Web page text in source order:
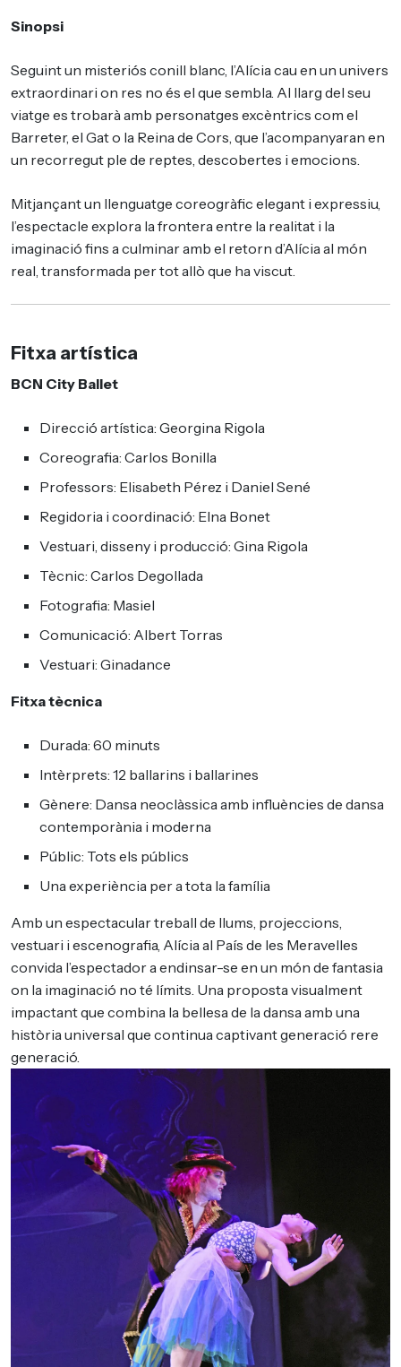
Sinopsi
Seguint un misteriós conill blanc, l’Alícia cau en un univers
extraordinari on res no és el que sembla. Al llarg del seu
viatge es trobarà amb personatges excèntrics com el
Barreter, el Gat o la Reina de Cors, que l’acompanyaran en
un recorregut ple de reptes, descobertes i emocions.
Mitjançant un llenguatge coreogràfic elegant i expressiu,
l’espectacle explora la frontera entre la realitat i la
imaginació fins a culminar amb el retorn d’Alícia al món
real, transformada per tot allò que ha viscut.
Fitxa artística
BCN City Ballet
Direcció artística: Georgina Rigola
Coreografia: Carlos Bonilla
Professors: Elisabeth Pérez i Daniel Sené
Regidoria i coordinació: Elna Bonet
Vestuari, disseny i producció: Gina Rigola
Tècnic: Carlos Degollada
Fotografia: Masiel
Comunicació: Albert Torras
Vestuari: Ginadance
Fitxa tècnica
Durada: 60 minuts
Intèrprets: 12 ballarins i ballarines
Gènere: Dansa neoclàssica amb influències de dansa
contemporània i moderna
Públic: Tots els públics
Una experiència per a tota la família
Amb un espectacular treball de llums, projeccions,
vestuari i escenografia, Alícia al País de les Meravelles
convida l’espectador a endinsar-se en un món de fantasia
on la imaginació no té límits. Una proposta visualment
impactant que combina la bellesa de la dansa amb una
història universal que continua captivant generació rere
generació.